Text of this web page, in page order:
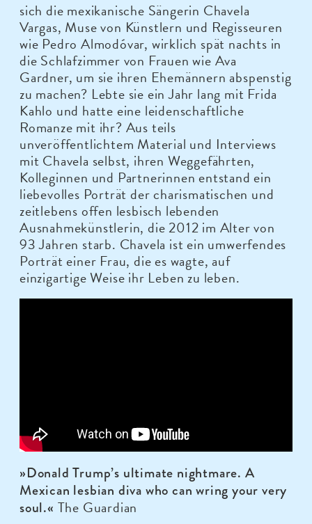
sich die mexikanische Sängerin Chavela
Vargas, Muse von Künstlern und Regisseuren
wie Pedro Almodóvar, wirklich spät nachts in
die Schlafzimmer von Frauen wie Ava
Gardner, um sie ihren Ehemännern abspenstig
zu machen? Lebte sie ein Jahr lang mit Frida
Kahlo und hatte eine leidenschaftliche
Romanze mit ihr? Aus teils
unveröffentlichtem Material und Interviews
mit Chavela selbst, ihren Weggefährten,
Kolleginnen und Partnerinnen entstand ein
liebevolles Porträt der charismatischen und
zeitlebens offen lesbisch lebenden
Ausnahmekünstlerin, die 2012 im Alter von
93 Jahren starb. Chavela ist ein umwerfendes
Porträt einer Frau, die es wagte, auf
einzigartige Weise ihr Leben zu leben.
»Donald Trump’s ultimate nightmare. A
Mexican lesbian diva who can wring your very
soul.« The Guardian